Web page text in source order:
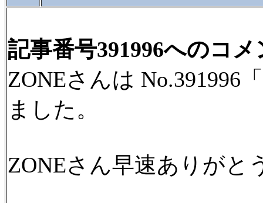
記事番号391996へのコメ
ZONEさんは No.391996
ました。
ZONEさん早速ありがと